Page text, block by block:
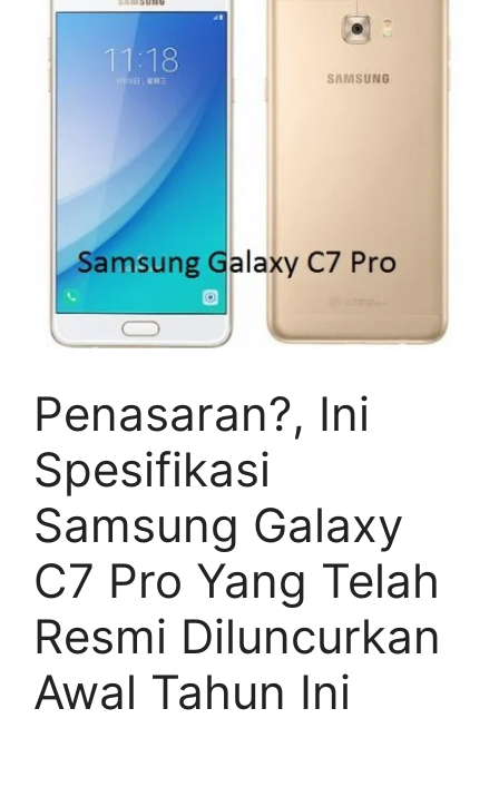
Penasaran?, Ini
Spesifikasi
Samsung Galaxy
C7 Pro Yang Telah
Resmi Diluncurkan
Awal Tahun Ini